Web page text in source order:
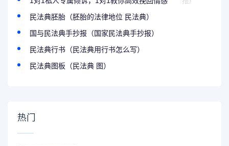
民法典胚胎（胚胎的法律地位 民法典）
国与民法典手抄报（国家民法典手抄报）
民法典行书（民法典用行书怎么写）
民法典图板（民法典 图）
热门